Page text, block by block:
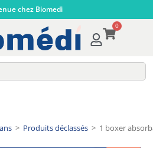
chez Biomedi
0
> Produits déclassés > 1 boxer